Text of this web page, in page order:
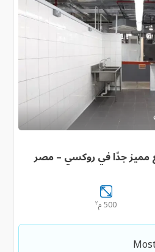
مميز جدًا في روكسي – مصر
500 م ٢